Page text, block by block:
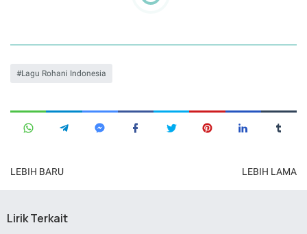
Lagu Rohani Indonesia
LEBIH BARU LEBIH LAMA
Lirik Terkait